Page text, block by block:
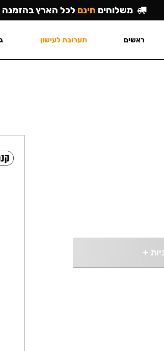
+
משלוחים חינם לכל הארץ בהזמנה
ראשים תערובת לעישון